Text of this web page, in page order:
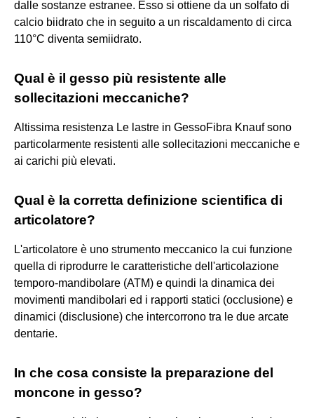
dalle sostanze estranee. Esso si ottiene da un solfato di
calcio biidrato che in seguito a un riscaldamento di circa
110°C diventa semiidrato.
Qual è il gesso più resistente alle
sollecitazioni meccaniche?
Altissima resistenza Le lastre in GessoFibra Knauf sono
particolarmente resistenti alle sollecitazioni meccaniche e
ai carichi più elevati.
Qual è la corretta definizione scientifica di
articolatore?
L'articolatore è uno strumento meccanico la cui funzione
quella di riprodurre le caratteristiche dell'articolazione
temporo-mandibolare (ATM) e quindi la dinamica dei
movimenti mandibolari ed i rapporti statici (occlusione) e
dinamici (disclusione) che intercorrono tra le due arcate
dentarie.
In che cosa consiste la preparazione del
moncone in gesso?